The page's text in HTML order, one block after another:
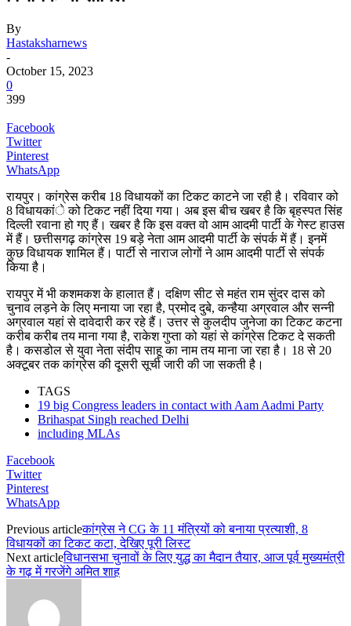
By
Hastaksharnews
-
October 15, 2023
0
399
Facebook
Twitter
Pinterest
WhatsApp
रायपुर। कांग्रेस करीब 18 विधायकों का टिकट काटने जा रही है। रविवार को
8 विधायकांे को टिकट नहीं दिया गया। अब इस बीच खबर है कि बृहस्पत सिंह
दिल्ली रवाना हो गए हैं। खबर है कि इस वक्त वो आम आदमी पार्टी के गेस्ट हाउस
में हैं। छत्तीसगढ़ कांग्रेस 19 बड़े नेता आम आदमी पार्टी के संपर्क में हैं। इनमें
कुछ विधायक शामिल हैं। पार्टी से नाराज लोगों ने आम आदमी पार्टी से संपर्क
किया है।
रायपुर में भी कशमकश के हालात हैं। दक्षिण सीट से महंत राम सुंदर दास को
चुनाव लड़ने के लिए मनाया जा रहा है, प्रमोद दुबे, कन्हैया अग्रवाल और सन्नी
अग्रवाल यहां से दावेदारी कर रहे हैं। उत्तर से कुलदीप जुनेजा का टिकट कटना
करीब करीब तय माना गया है, राकेश गुप्ता को यहां से कांग्रेस टिकट दे सकती
है। कसडोल से युवा नेता संदीप साहू का नाम तय माना जा रहा है। 18 से 20
अक्टूबर तक कांग्रेस की दूसरी सूची जारी की जा सकती है।
TAGS
19 big Congress leaders in contact with Aam Aadmi Party
Brihaspat Singh reached Delhi
including MLAs
Facebook
Twitter
Pinterest
WhatsApp
Previous articleकांग्रेस ने CG के 11 मंत्रियों को बनाया प्रत्याशी, 8
विधायकों का टिकट कटा, देखिए पूरी लिस्ट
Next articleविधानसभा चुनावों के लिए युद्ध का मैदान तैयार, आज पूर्व मुख्यमंत्री
के गढ़ में गरजेंगे अमित शाह